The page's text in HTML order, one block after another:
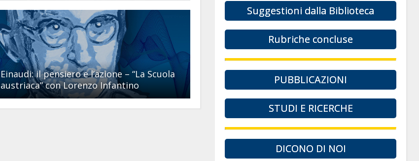
Einaudi: il pensiero e l’azione – “La Scuola
austriaca” con Lorenzo Infantino
Suggestioni dalla Biblioteca
Rubriche concluse
PUBBLICAZIONI
STUDI E RICERCHE
DICONO DI NOI